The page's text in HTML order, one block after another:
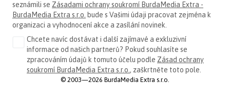
seznámili se Zásadami ochrany soukromí BurdaMedia Extra -
BurdaMedia Extra s.r.o. bude s Vašimi údaji pracovat zejména k
organizaci a vyhodnocení akce a zasílání novinek.
Chcete navíc dostávat i další zajímavé a exkluzivní
informace od našich partnerů? Pokud souhlasíte se
zpracováním údajů k tomuto účelu podle Zásad ochrany
soukromí BurdaMedia Extra s.r.o., zaškrtněte toto pole.
© 2003—2026 BurdaMedia Extra s.r.o.